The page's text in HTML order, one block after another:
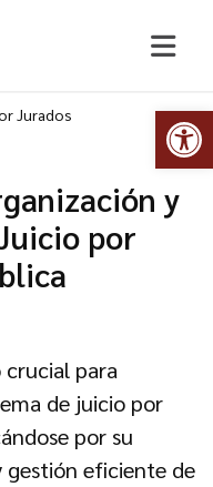
Jurados
y
por
para
de juicio por
por su
gestión eficiente de